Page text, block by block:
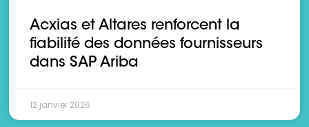
Acxias et Altares renforcent la
fiabilité des données fournisseurs
dans SAP Ariba
12 janvier 2026